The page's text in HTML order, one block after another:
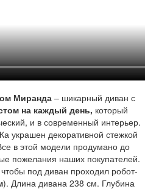
Миранда – шикарный диван с
на каждый день, который
и в современный интерьер.
украшен декоративной стежкой
в этой модели продумано до
пожелания наших покупателей.
чтобы под диван проходил робот-
). Длина дивана 238 см. Глубина